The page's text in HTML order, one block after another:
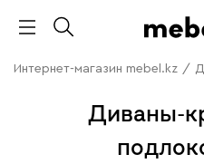
Интернет-магазин mebel.kz /
Диваны-